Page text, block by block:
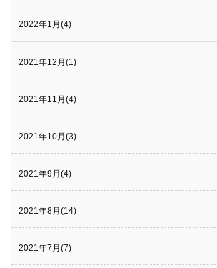
2022年1月(4)
2021年12月(1)
2021年11月(4)
2021年10月(3)
2021年9月(4)
2021年8月(14)
2021年7月(7)